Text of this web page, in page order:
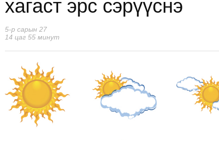
хагаст эрс сэрүүснэ
5-р сарын 27
14 цаг 55 минут